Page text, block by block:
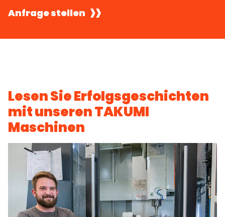
Anfrage stellen
Lesen Sie Erfolgsgeschichten
mit unseren TAKUMI
Maschinen